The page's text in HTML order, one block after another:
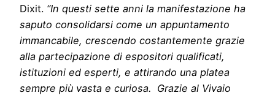
Dixit. “In questi sette anni la manifestazione ha
saputo consolidarsi come un appuntamento
immancabile, crescendo costantemente grazie
alla partecipazione di espositori qualificati,
istituzioni ed esperti, e attirando una platea
sempre più vasta e curiosa. Grazie al Vivaio